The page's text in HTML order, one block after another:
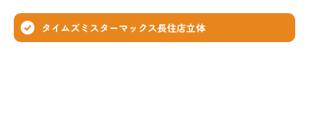
タイムズミスターマックス長住店立体